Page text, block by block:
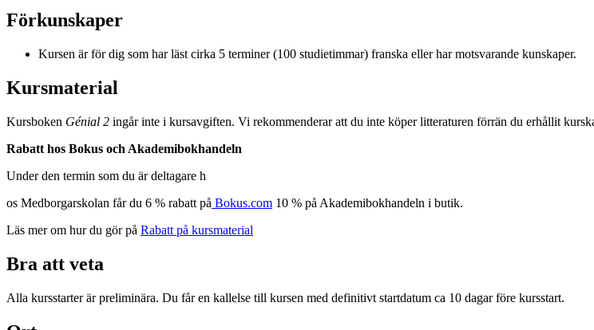
Förkunskaper
Kursen är för dig som har läst cirka 5 terminer (100 studietimmar) franska eller har motsvarande kunskaper.
Kursmaterial
Kursboken Génial 2 ingår inte i kursavgiften. Vi rekommenderar att du inte köper litteraturen förrän du erhållit
Rabatt hos Bokus och Akademibokhandeln
Under den termin som du är deltagare h
os Medborgarskolan får du 6 % rabatt på Bokus.com 10 % på Akademibokhandeln i butik.
Läs mer om hur du gör på Rabatt på kursmaterial
Bra att veta
Alla kursstarter är preliminära. Du får en kallelse till kursen med definitivt startdatum ca 10 dagar före kursstart.